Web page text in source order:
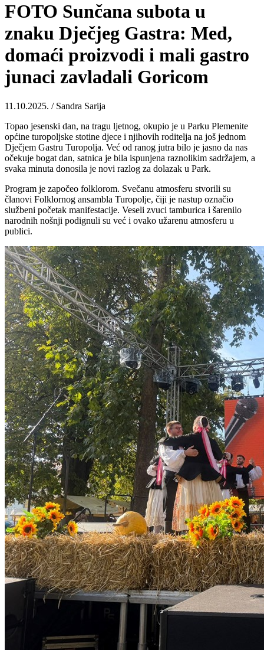
FOTO Sunčana subota u
znaku Dječjeg Gastra: Med,
domaći proizvodi i mali gastro
junaci zavladali Goricom
11.10.2025. / Sandra Sarija
Topao jesenski dan, na tragu ljetnog, okupio je u Parku Plemenite
općine turopoljske stotine djece i njihovih roditelja na još jednom
Dječjem Gastru Turopolja. Već od ranog jutra bilo je jasno da nas
očekuje bogat dan, satnica je bila ispunjena raznolikim sadržajem, a
svaka minuta donosila je novi razlog za dolazak u Park.
Program je započeo folklorom. Svečanu atmosferu stvorili su
članovi Folklornog ansambla Turopolje, čiji je nastup označio
službeni početak manifestacije. Veseli zvuci tamburica i šarenilo
narodnih nošnji podignuli su već i ovako užarenu atmosferu u
publici.